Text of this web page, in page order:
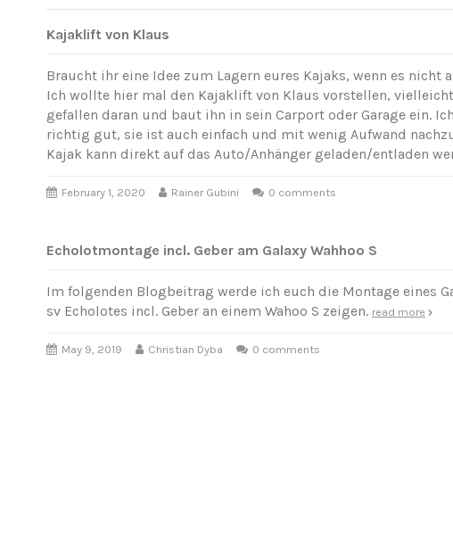
Kajaklift von Klaus
Braucht ihr eine Idee zum Lagern eures Kajaks, wenn es nicht
Ich wollte hier mal den Kajaklift von Klaus vorstellen,
gefallen daran und baut ihn in sein Carport oder Garage ein.
richtig gut, sie ist auch einfach und mit wenig Aufwand
Kajak kann direkt auf das Auto/Anhänger geladen/entladen
February 1, 2020 Rainer Gubini 0 comments
Echolotmontage incl. Geber am Galaxy Wahhoo S
Im folgenden Blogbeitrag werde ich euch die Montage eines
sv Echolotes incl. Geber an einem Wahoo S zeigen. read more
May 9, 2019 Christian Dyba 0 comments